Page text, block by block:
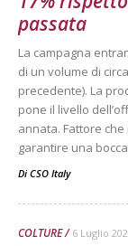
passata
La campagna
di un volume di
precedente). La
pone il livello
annata. Fattore
garantire una
Di CSO Italy
COLTURE 6 Luglio